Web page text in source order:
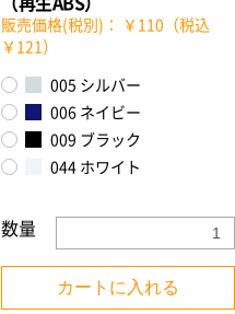
販売価格(税別)： ￥110（税込
￥121）
005 シルバー
006 ネイビー
009 ブラック
044 ホワイト
数量
カートに入れる